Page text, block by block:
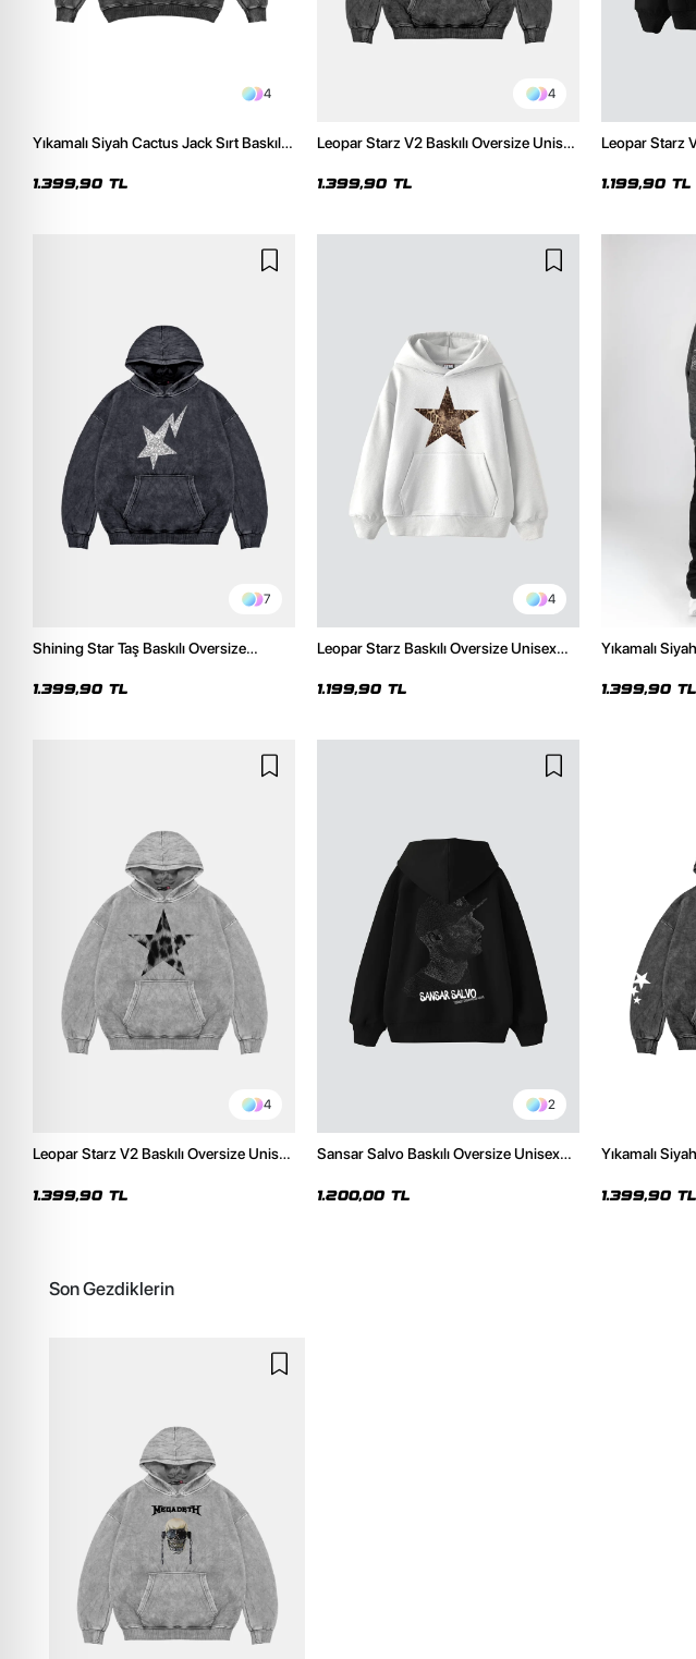
4
Yıkamalı Siyah Cactus Jack Sırt Baskılı
1.399,90 TL
4
Leopar Starz V2 Baskılı Oversize Unisex
1.399,90 TL
Leopar Starz
1.199,90 TL
7
Shining Star Taş Baskılı Oversize
1.399,90 TL
4
Leopar Starz Baskılı Oversize Unisex
1.199,90 TL
Yıkamalı
1.399,90 TL
4
Leopar Starz V2 Baskılı Oversize Unisex
1.399,90 TL
2
Sansar Salvo Baskılı Oversize Unisex
1.200,00 TL
Yıkamalı
1.399,90 TL
Son Gezdiklerin